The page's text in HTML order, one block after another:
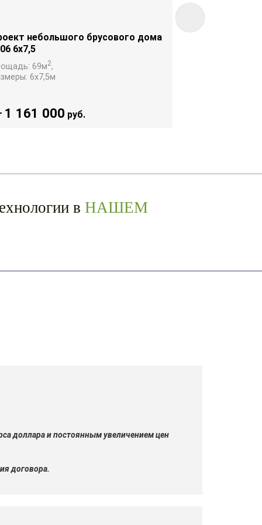
небольшого брусового дома
6х7,5
69м2,
6х7,5м
1 161 000 руб.
в НАШЕМ
доллара и постоянным увеличением цен
договора.